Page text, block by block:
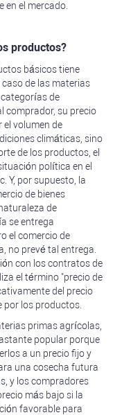
en el mercado.
productos?
básicos tiene
de las materias
de
comprador, su precio
el volumen de
climáticas, sino
de los productos, el
política en el
Y, por supuesto, la
de bienes
de
se entrega
el comercio de
no prevé tal entrega.
con los contratos de
el término "precio de
del precio
por los productos.
primas agrícolas,
popular porque
a un precio fijo y
una cosecha futura
y los compradores
más bajo si la
favorable para